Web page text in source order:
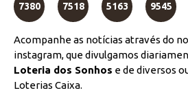
7380 7518 5163 9545
Acompanhe as notícias através do
instagram, que divulgamos
Loteria dos Sonhos e de diversos
Loterias Caixa.